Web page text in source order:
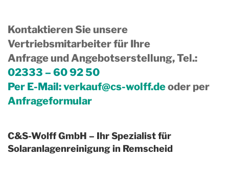
Kontaktieren Sie unsere
Vertriebsmitarbeiter für Ihre
Anfrage und Angebotserstellung, Tel.:
02333 – 60 92 50
Per E-Mail:verkauf@cs-wolff.deoder per
Anfrageformular
C&S-Wolff GmbH – Ihr Spezialist für
Solaranlagenreinigung in Remscheid